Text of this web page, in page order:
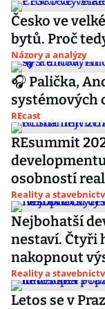
Česko ve
bytů. Proč
Názory a analýzy
🎧 Palička,
systémových
REcast
REsummit
osobností
Reality a
Nejbohatší
nestaví. Čtyři
nakopnout
Reality a
Letos se v